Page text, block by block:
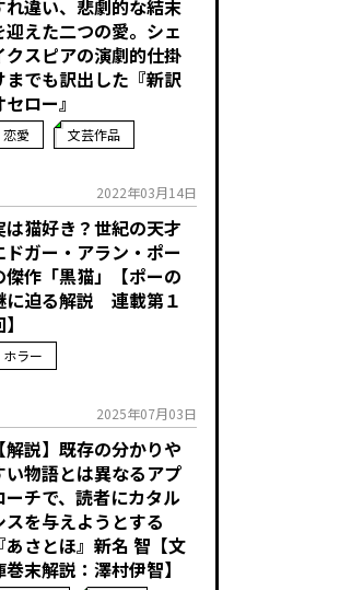
れ違い、悲劇的な結末
迎えた二つの愛。シェ
クスピアの演劇的仕掛
までも訳出した『新訳
セロー』
恋愛 文芸作品
2022年03月14日
は猫好き？世紀の天才
ドガー・アラン・ポー
傑作「黒猫」【ポーの
に迫る解説 連載第１
ホラー
2025年07月03日
【解説】既存の分かりや
い物語とは異なるアプ
ーチで、読者にカタル
スを与えようとする――
『あさとほ』新名 智【文
巻末解説：澤村伊智】